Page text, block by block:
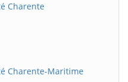
Charente
Charente-Maritime